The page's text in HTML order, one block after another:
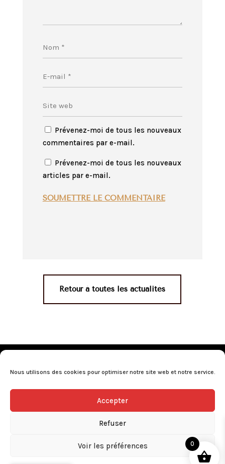
Nous utilisons des cookies pour optimiser notre site web et notre service.
Accepter
Refuser
Voir les préférences
Prévenez-moi de tous les nouveaux
commentaires par e-mail.
Prévenez-moi de tous les nouveaux
articles par e-mail.
SOUMETTRE LE COMMENTAIRE
Retour à toutes les actualités
Conditions générales de vente•Nos revendeurs•
L’abus d’alcool est dangereux pour la santé, consommez avec
0